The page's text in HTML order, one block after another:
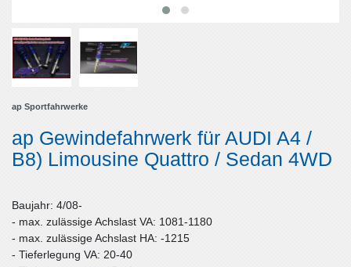
ap Sportfahrwerke
ap Gewindefahrwerk für AUDI A4 /
B8) Limousine Quattro / Sedan 4WD
Baujahr: 4/08-
- max. zulässige Achslast VA: 1081-1180
- max. zulässige Achslast HA: -1215
- Tieferlegung VA: 20-40